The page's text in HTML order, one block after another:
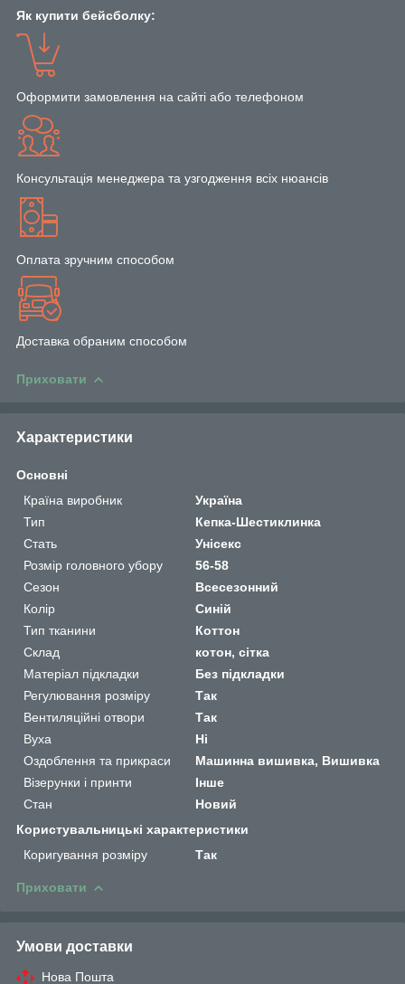
Як купити бейсболку:
Оформити замовлення на сайті або телефоном
Консультація менеджера та узгодження всіх нюансів
Оплата зручним способом
Доставка обраним способом
Приховати
Характеристики
Основні
Країна виробник
Україна
Тип
Кепка-Шестиклинка
Стать
Унісекс
Розмір головного убору
56-58
Сезон
Всесезонний
Колір
Синій
Тип тканини
Коттон
Склад
котон, сітка
Матеріал підкладки
Без підкладки
Регулювання розміру
Так
Вентиляційні отвори
Так
Вуха
Ні
Оздоблення та прикраси
Машинна вишивка, Вишивка
Візерунки і принти
Інше
Стан
Новий
Користувальницькі характеристики
Коригування розміру
Так
Приховати
Умови доставки
Нова Пошта